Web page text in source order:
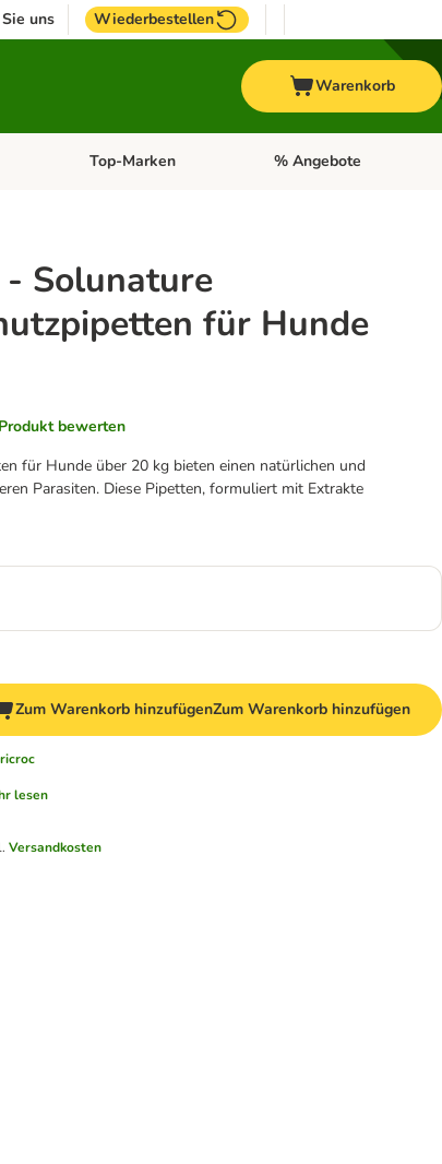
uns Wiederbestellen
Warenkorb
Menü öffnen: VogelKategorie-Menü öffnen: Pferd
Top-Marken Kategorie-Menü öffnen:
% Angebote
Solunature
für Hunde
Produkt bewerten
für Hunde über 20 kg bieten einen natürlichen und
Parasiten. Diese Pipetten, formuliert mit Extrakte
Zum Warenkorb hinzufügenZum Warenkorb hinzufügen
lesen
Versandkosten